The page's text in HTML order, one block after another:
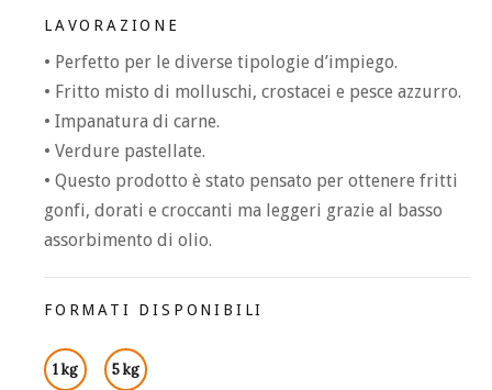
LAVORAZIONE
• Perfetto per le diverse tipologie d’impiego.
• Fritto misto di molluschi, crostacei e pesce azzurro.
• Impanatura di carne.
• Verdure pastellate.
• Questo prodotto è stato pensato per ottenere fritti
gonfi, dorati e croccanti ma leggeri grazie al basso
assorbimento di olio.
FORMATI DISPONIBILI
1 kg 5 kg